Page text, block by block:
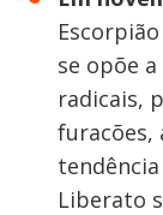
se opõe
radicais,
furacões,
Liberato